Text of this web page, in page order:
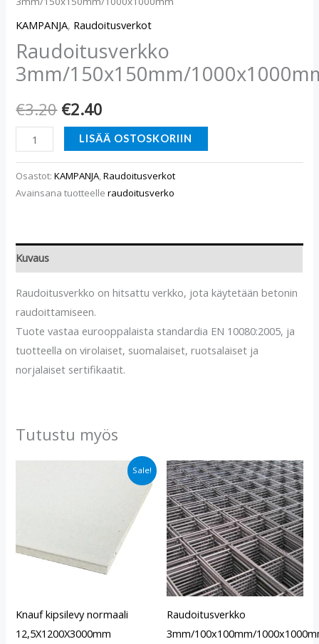
KAMPANJA, Raudoitusverkot
Raudoitusverkko
3mm/150x150mm/
€3.20 €2.40
LISÄÄ OSTOSKORIIN
Osastot:KAMPANJA,Raudoitusverkot
Avainsana tuotteelleraudoitusverko
Kuvaus
Raudoitusverkko on hitsattu verkko, jota käytetään betonin
raudoittamiseen.
Tuote vastaa eurooppalaista standardia EN 10080:2005, ja
tuotteella on virolaiset, suomalaiset, ruotsalaiset ja
norjalaiset sertifikaatit.
Tutustu myös
Sale!
Knauf kipsilevy normaali
12,5X1200X3000mm
Raudoitusverkko
3mm/100x100mm/